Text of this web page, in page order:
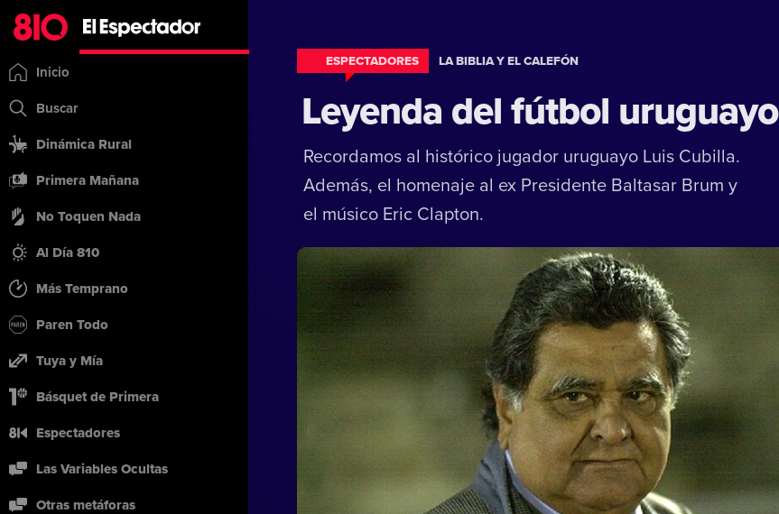
Inicio
Buscar
Dinámica Rural
Primera Mañana
No Toquen Nada
Al Día 810
Más Temprano
Paren Todo
Tuya y Mía
Básquet de Primera
Espectadores
Las Variables Ocultas
Otras metáforas
ESPECTADORES LA BIBLIA Y EL CALEFÓN
Leyenda del fútbol uruguayo
Recordamos al histórico jugador uruguayo Luis Cubilla.
Además, el homenaje al ex Presidente Baltasar Brum y
el músico Eric Clapton.